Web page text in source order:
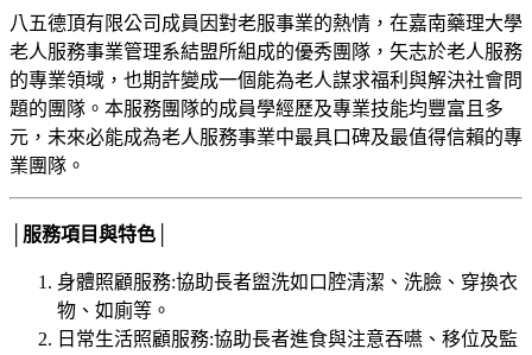
八五德頂有限公司成員因對老服事業的熱情，在嘉南藥理大學
老人服務事業管理系結盟所組成的優秀團隊，矢志於老人服務
的專業領域，也期許變成一個能為老人謀求福利與解決社會問
題的團隊。本服務團隊的成員學經歷及專業技能均豐富且多
元，未來必能成為老人服務事業中最具口碑及最值得信賴的專
業團隊。
│服務項目與特色│
身體照顧服務:協助長者盥洗如口腔清潔、洗臉、穿換衣
物、如廁等。
日常生活照顧服務:協助長者進食與注意吞嚥、移位及監